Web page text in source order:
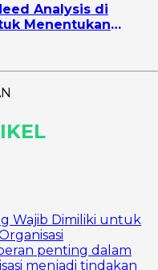
Analysis di
Menentukan
Wajib Dimiliki untuk
penting dalam
menjadi tindakan